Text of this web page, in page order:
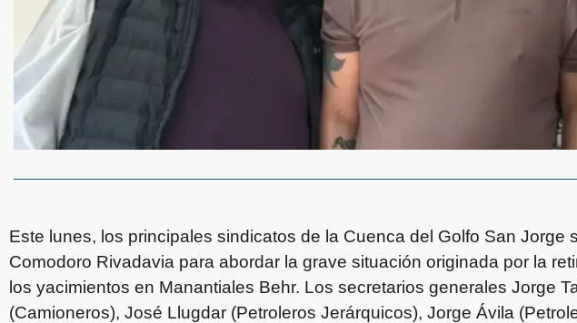
Este lunes, los principales sindicatos de la Cuenca del Golfo San Jorge
Comodoro Rivadavia para abordar la grave situación originada por la
los yacimientos en Manantiales Behr. Los secretarios generales Jorge
(Camioneros), José Llugdar (Petroleros Jerárquicos), Jorge Ávila